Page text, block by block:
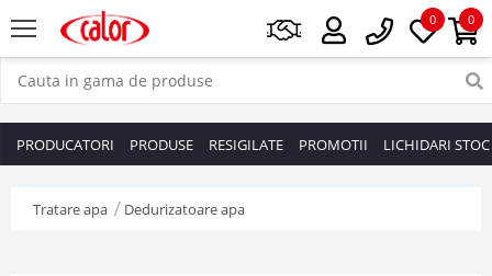
0
0
PRODUCATORI PRODUSE RESIGILATE PROMOTII LICHIDARI STOC
Tratare apa Dedurizatoare apa